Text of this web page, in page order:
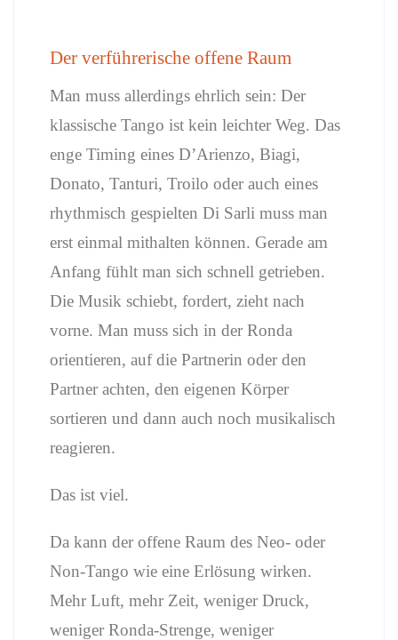
Der verführerische offene Raum
Man muss allerdings ehrlich sein: Der
klassische Tango ist kein leichter Weg. Das
enge Timing eines D’Arienzo, Biagi,
Donato, Tanturi, Troilo oder auch eines
rhythmisch gespielten Di Sarli muss man
erst einmal mithalten können. Gerade am
Anfang fühlt man sich schnell getrieben.
Die Musik schiebt, fordert, zieht nach
vorne. Man muss sich in der Ronda
orientieren, auf die Partnerin oder den
Partner achten, den eigenen Körper
sortieren und dann auch noch musikalisch
reagieren.
Das ist viel.
Da kann der offene Raum des Neo- oder
Non-Tango wie eine Erlösung wirken.
Mehr Luft, mehr Zeit, weniger Druck,
weniger Ronda-Strenge, weniger